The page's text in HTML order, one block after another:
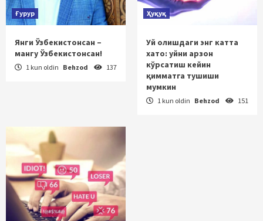
Ғурур
Янги Ўзбекистонсан –
мангу Ўзбекистонсан!
1 kun oldin Behzod 137
Ҳуқуқ
Уй олишдаги энг катта
хато: уйни арзон
кўрсатиш кейин
қимматга тушиши
мумкин
1 kun oldin Behzod 151